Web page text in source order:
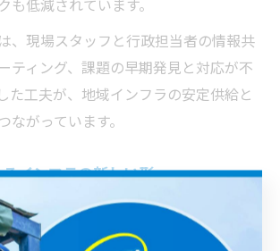
も低減されています。
、現場スタッフと行政担当者の情報共
ティング、課題の早期発見と対応が不
た工夫が、地域インフラの安定供給と
ながっています。
インフラの新しい形
るインフラ整備にとどまらず、地域社
重要な役割を担っています。宇都宮市